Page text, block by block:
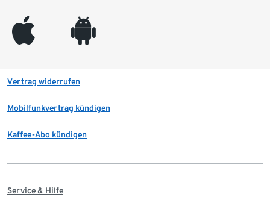
appleinc android
Vertrag widerrufen
Mobilfunkvertrag kündigen
Kaffee-Abo kündigen
Service & Hilfe